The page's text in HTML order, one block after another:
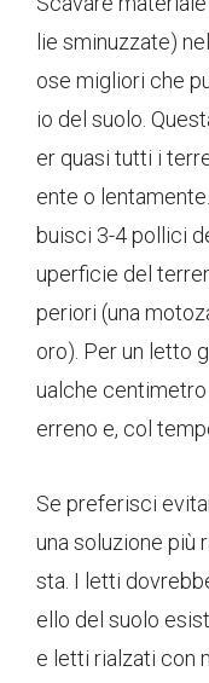
lie sminuzzate)
ose migliori che
io del suolo.
er quasi tutti i
ente o
buisci 3-4 pollici
uperficie del
periori (una
oro). Per un letto
ualche
erreno e, col
Se preferisci
una soluzione più
sta. I letti
ello del suolo
e letti rialzati con